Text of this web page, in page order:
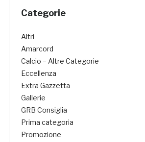
Categorie
Altri
Amarcord
Calcio – Altre Categorie
Eccellenza
Extra Gazzetta
Gallerie
GRB Consiglia
Prima categoria
Promozione